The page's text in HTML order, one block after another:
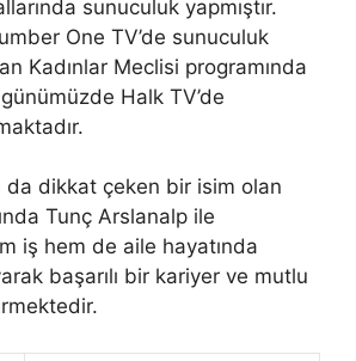
sunuculuk yapmıştır.
One TV’de sunuculuk
Kadınlar Meclisi programında
Halk TV’de
da dikkat çeken bir isim olan
Tunç Arslanalp ile
iş hem de aile hayatında
başarılı bir kariyer ve mutlu